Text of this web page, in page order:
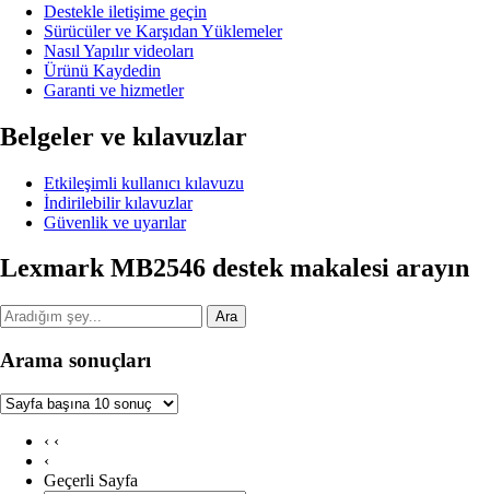
Destekle iletişime geçin
Sürücüler ve Karşıdan Yüklemeler
Nasıl Yapılır videoları
Ürünü Kaydedin
Garanti ve hizmetler
Belgeler ve kılavuzlar
Etkileşimli kullanıcı kılavuzu
İndirilebilir kılavuzlar
Güvenlik ve uyarılar
Lexmark MB2546 destek makalesi arayın
Ara
Arama sonuçları
‹ ‹
‹
Geçerli Sayfa